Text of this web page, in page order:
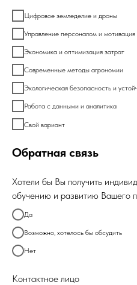
Цифровое земледелие и дроны
Управление персоналом и мотивация
Экономика и оптимизация затрат
Современные методы агрономии
Экологическая безопасность и
Работа с данными и аналитика
Свой вариант
Обратная связь
Хотели бы Вы получить
обучению и развитию Вашего
Да
Возможно, хотелось бы обсудить
Нет
Контактное лицо